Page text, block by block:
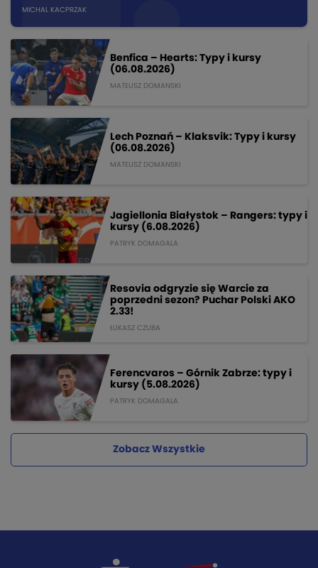
MICHAL KACPRZAK
Benfica – Hearts: Typy i kursy
(06.08.2026)
MATEUSZ DOMANSKI
Lech Poznań – Klaksvik: Typy i kursy
(06.08.2026)
MATEUSZ DOMANSKI
Jagiellonia Białystok – Rangers: typy i
kursy (6.08.2026)
PATRYK DOMAGALA
Resovia odgryzie się Warcie za
poprzedni sezon? Puchar Polski AKO
2.33!
ŁUKASZ CZUBA
Ferencvaros – Górnik Zabrze: typy i
kursy (5.08.2026)
PATRYK DOMAGALA
Zobacz Wszystkie